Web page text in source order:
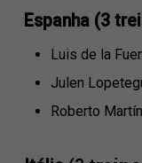
Espanha (3
Luis de la
Julen
Roberto